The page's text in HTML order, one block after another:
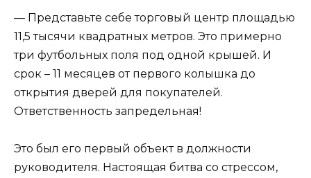
— Представьте себе торговый центр площадью
11,5 тысячи квадратных метров. Это примерно
три футбольных поля под одной крышей. И
срок – 11 месяцев от первого колышка до
открытия дверей для покупателей.
Ответственность запредельная!
Это был его первый объект в должности
руководителя. Настоящая битва со стрессом,